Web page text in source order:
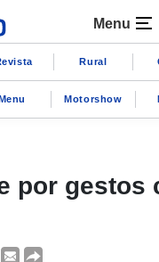
Menu
Rural
Motorshow
por gestos